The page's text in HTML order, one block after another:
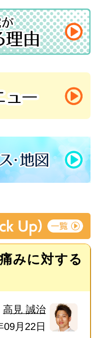
みに対する
高見 誠治
月22日